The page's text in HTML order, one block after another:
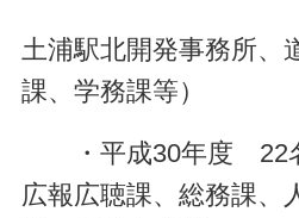
都市計
土浦駅北開発事務所、
課、学務課等）
・平成30年度 22名
広報広聴課、総務課、